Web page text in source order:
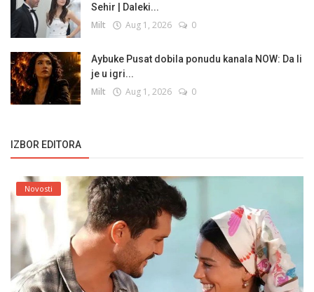
Sehir | Daleki...
Milt Aug 1, 2026 0
Aybuke Pusat dobila ponudu kanala NOW: Da li
je u igri...
Milt Aug 1, 2026 0
IZBOR EDITORA
Novosti